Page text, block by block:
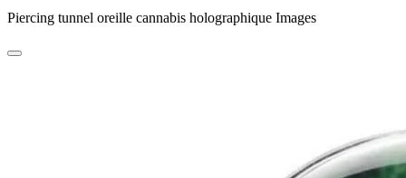
Piercing tunnel oreille cannabis holographique Images